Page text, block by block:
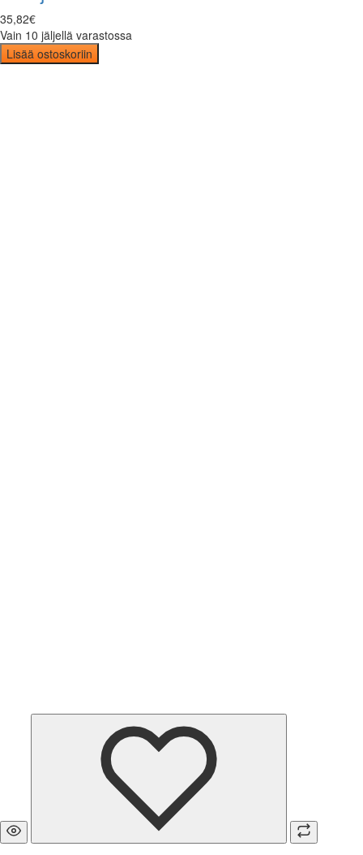
35,82€
Vain 10 jäljellä varastossa
Lisää ostoskoriin